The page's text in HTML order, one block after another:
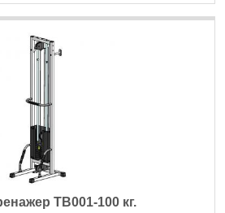
ТВ001-100 кг.